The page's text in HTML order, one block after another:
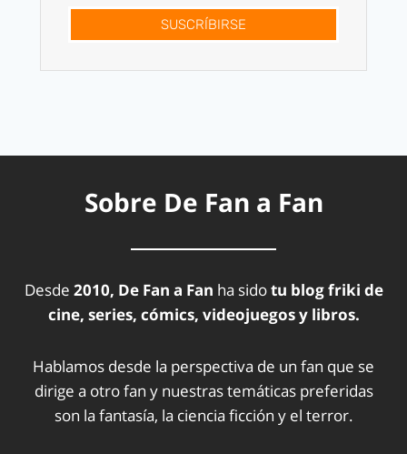
SUSCRÍBIRSE
Sobre De Fan a Fan
Desde 2010, De Fan a Fan ha sidotu blog friki de
cine, series, cómics, videojuegos y libros.
Hablamos desde la perspectiva de un fan que se
dirige a otro fan y nuestras temáticas preferidas
son la fantasía, la ciencia ficción y el terror.